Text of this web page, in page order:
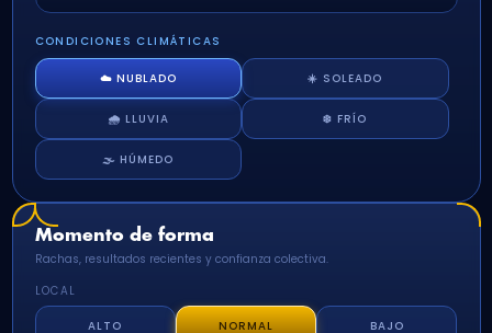
CONDICIONES CLIMÁTICAS
☁️ NUBLADO ☀️ SOLEADO
🌧️ LLUVIA ❄️ FRÍO
🌫️ HÚMEDO
Momento de forma
Rachas, resultados recientes y confianza colectiva.
LOCAL
ALTO NORMAL
BAJO